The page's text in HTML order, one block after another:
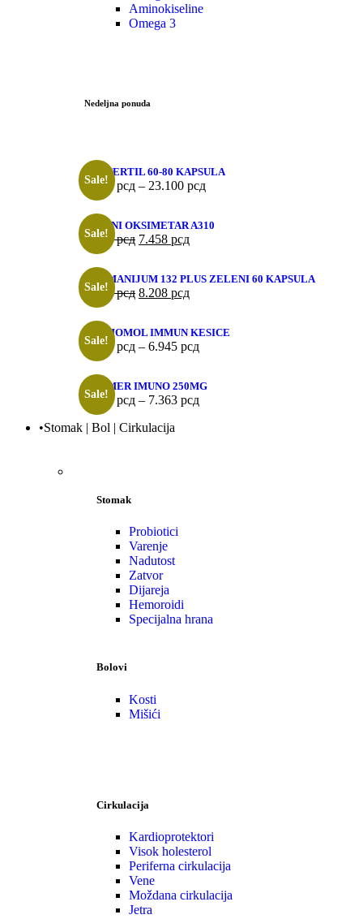
Aminokiseline
Omega 3
Nedeljna ponuda
Sale!
PROFERTIL 60-80 KAPSULA
9.432рсд – 23.100 рсд
Sale!
PULSNI OKSIMETAR A310
8.978рсд 7.458 рсд
Sale!
GERMANIJUM 132 PLUS ZELENI 60 KAPSULA
9.423рсд 8.208 рсд
Sale!
ORTHOMOL IMMUN KESICE
3.565рсд – 6.945 рсд
Sale!
ECOMER IMUNO 250MG
2.059рсд – 7.363 рсд
•Stomak | Bol | Cirkulacija
Stomak
Probiotici
Varenje
Nadutost
Zatvor
Dijareja
Hemoroidi
Specijalna hrana
Bolovi
Kosti
Mišići
Cirkulacija
Kardioprotektori
Visok holesterol
Periferna cirkulacija
Vene
Moždana cirkulacija
Jetra